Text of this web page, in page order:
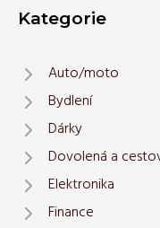
Kategorie
Auto/moto
Bydlení
Dárky
Dovolená a
Elektronika
Finance